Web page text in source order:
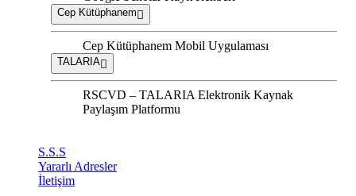
Cep Kütüphanem
Cep Kütüphanem Mobil Uygulaması
TALARIA
RSCVD – TALARIA Elektronik Kaynak
Paylaşım Platformu
S.S.S
Yararlı Adresler
İletişim